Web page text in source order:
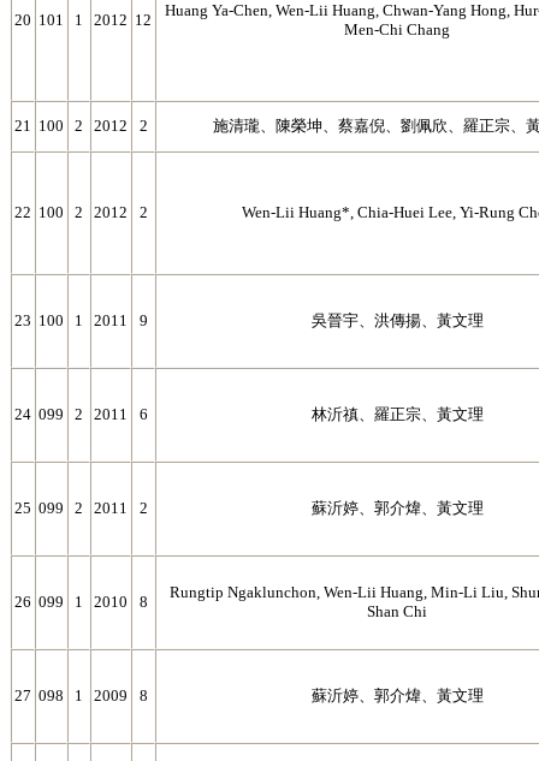
20 101 1 2012 12
Huang Ya-Chen, Wen-Lii Huang, Chwan-Yang Hong,
Men-Chi Chang
21 100 2 2012 2 施清瓏、陳榮坤、蔡嘉倪、劉佩欣、羅正宗、
22 100 2 2012 2 Wen-Lii Huang*, Chia-Huei Lee, Yi-Rung
23 100 1 2011 9 吳晉宇、洪傳揚、黃文理
24 099 2 2011 6 林沂禛、羅正宗、黃文理
25 099 2 2011 2 蘇沂婷、郭介煒、黃文理
26 099 1 2010 8
Rungtip Ngaklunchon, Wen-Lii Huang, Min-Li Liu,
Shan Chi
27 098 1 2009 8 蘇沂婷、郭介煒、黃文理